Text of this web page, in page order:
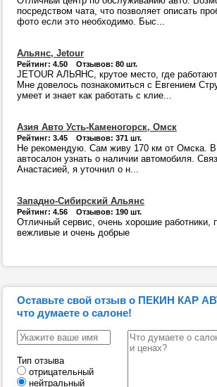
посредством чата, что позволяет описать
фото если это необходимо. Быс...
Альянс, Jetour
Рейтинг: 4.50 Отзывов: 80 шт.
JETOUR АЛЬЯНС, крутое место, где
Мне довелось познакомиться с Евгением
умеет и знает как работать с клие...
Азия Авто Усть-Каменогорск, Омск
Рейтинг: 3.45 Отзывов: 371 шт.
Не рекомендую. Сам живу 170 км от Омска. В
автосалон узнать о наличии автомобиля.
Анастасией, я уточнил о н...
Западно-Сибирский Альянс
Рейтинг: 4.56 Отзывов: 190 шт.
Отличный сервис, очень хорошие работники,
вежливые и очень добрые
Оставьте свой отзыв о ПЕКИН КАР
что думаете о салоне!
Тип отзыва
отрицательный
нейтральный